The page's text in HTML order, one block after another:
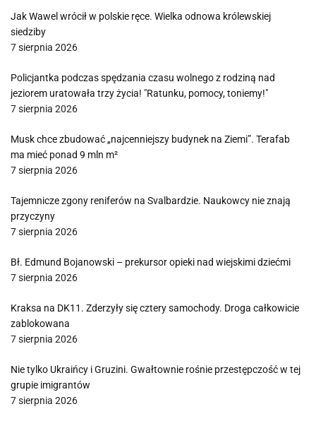
Jak Wawel wrócił w polskie ręce. Wielka odnowa królewskiej
siedziby
7 sierpnia 2026
Policjantka podczas spędzania czasu wolnego z rodziną nad
jeziorem uratowała trzy życia! "Ratunku, pomocy, toniemy!"
7 sierpnia 2026
Musk chce zbudować „najcenniejszy budynek na Ziemi”. Terafab
ma mieć ponad 9 mln m²
7 sierpnia 2026
Tajemnicze zgony reniferów na Svalbardzie. Naukowcy nie znają
przyczyny
7 sierpnia 2026
Bł. Edmund Bojanowski – prekursor opieki nad wiejskimi dziećmi
7 sierpnia 2026
Kraksa na DK11. Zderzyły się cztery samochody. Droga całkowicie
zablokowana
7 sierpnia 2026
Nie tylko Ukraińcy i Gruzini. Gwałtownie rośnie przestępczość w tej
grupie imigrantów
7 sierpnia 2026